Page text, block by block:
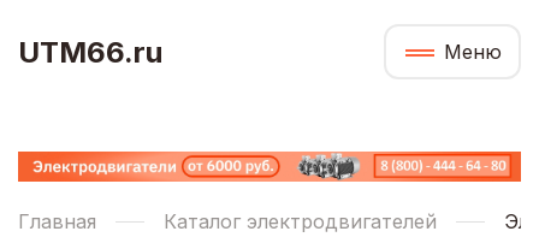
UTM66.ru Меню
Главная Каталог электродвигателей